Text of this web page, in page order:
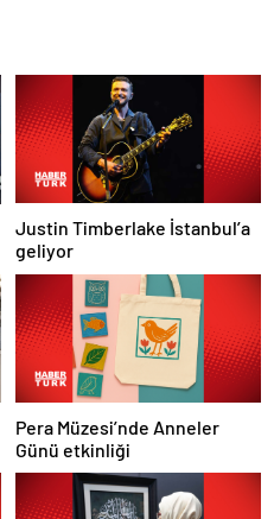
Justin Timberlake İstanbul’a
geliyor
Pera Müzesi’nde Anneler
Günü etkinliği